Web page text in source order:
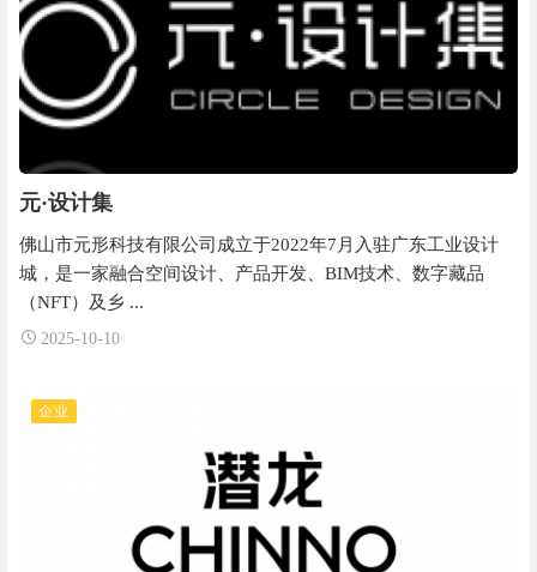
元·设计集
佛山市元形科技有限公司成立于2022年7月入驻广东工业设计
城，是一家融合空间设计、产品开发、BIM技术、数字藏品
（NFT）及乡 ...
2025-10-10
企业